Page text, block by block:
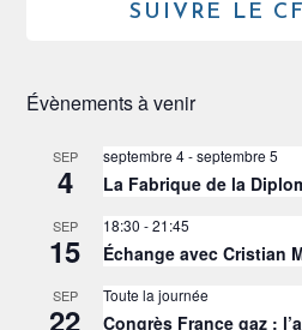
SUIVRE LE
Évènements à venir
SEP
4
septembre 4-septembre 5
La Fabrique de la
SEP
15
18:30 -21:45
Échange avec Cristian
SEP
22
Toute la journée
Congrès France gaz :